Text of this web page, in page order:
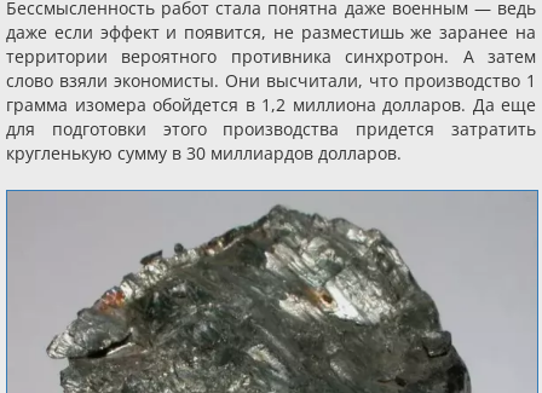
Бессмысленность работ стала понятна даже военным — ведь
даже если эффект и появится, не разместишь же заранее на
территории вероятного противника синхротрон. А затем
слово взяли экономисты. Они высчитали, что производство 1
грамма изомера обойдется в 1,2 миллиона долларов. Да еще
для подготовки этого производства придется затратить
кругленькую сумму в 30 миллиардов долларов.